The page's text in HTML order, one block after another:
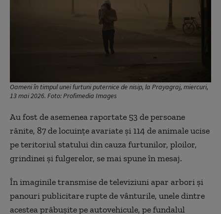
Oameni în timpul unei furtuni puternice de nisip, la Prayagraj, miercuri,
13 mai 2026. Foto: Profimedia Images
Au fost de asemenea raportate 53 de persoane
rănite, 87 de locuinţe avariate şi 114 de animale ucise
pe teritoriul statului din cauza furtunilor, ploilor,
grindinei şi fulgerelor, se mai spune în mesaj.
În imaginile transmise de televiziuni apar arbori şi
panouri publicitare rupte de vânturile, unele dintre
acestea prăbuşite pe autovehicule, pe fundalul